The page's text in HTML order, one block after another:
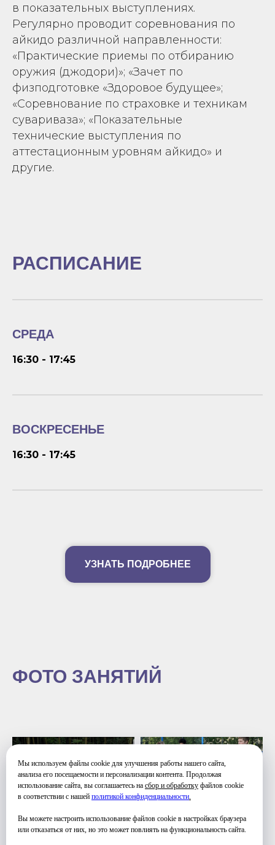
Мы используем файлы cookie для улучшения работы нашего сайта,
анализа его посещаемости и персонализации контента. Продолжая
использование сайта, вы соглашаетесь на сбор и обработку файлов cookie
в соответствии с нашей политикой конфиденциальности.
Вы можете настроить использование файлов cookie в настройках браузера
или отказаться от них, но это может повлиять на функциональность сайта.
в показательных выступлениях.
Регулярно проводит соревнования по
айкидо различной направленности:
«Практические приемы по отбиранию
оружия (джодори)»; «Зачет по
физподготовке «Здоровое будущее»;
«Соревнование по страховке и техникам
сувариваза»; «Показательные
технические выступления по
аттестационным уровням айкидо» и
другие.
РАСПИСАНИЕ
СРЕДА
16:30 - 17:45
ВОСКРЕСЕНЬЕ
16:30 - 17:45
УЗНАТЬ ПОДРОБНЕЕ
ФОТО ЗАНЯТИЙ